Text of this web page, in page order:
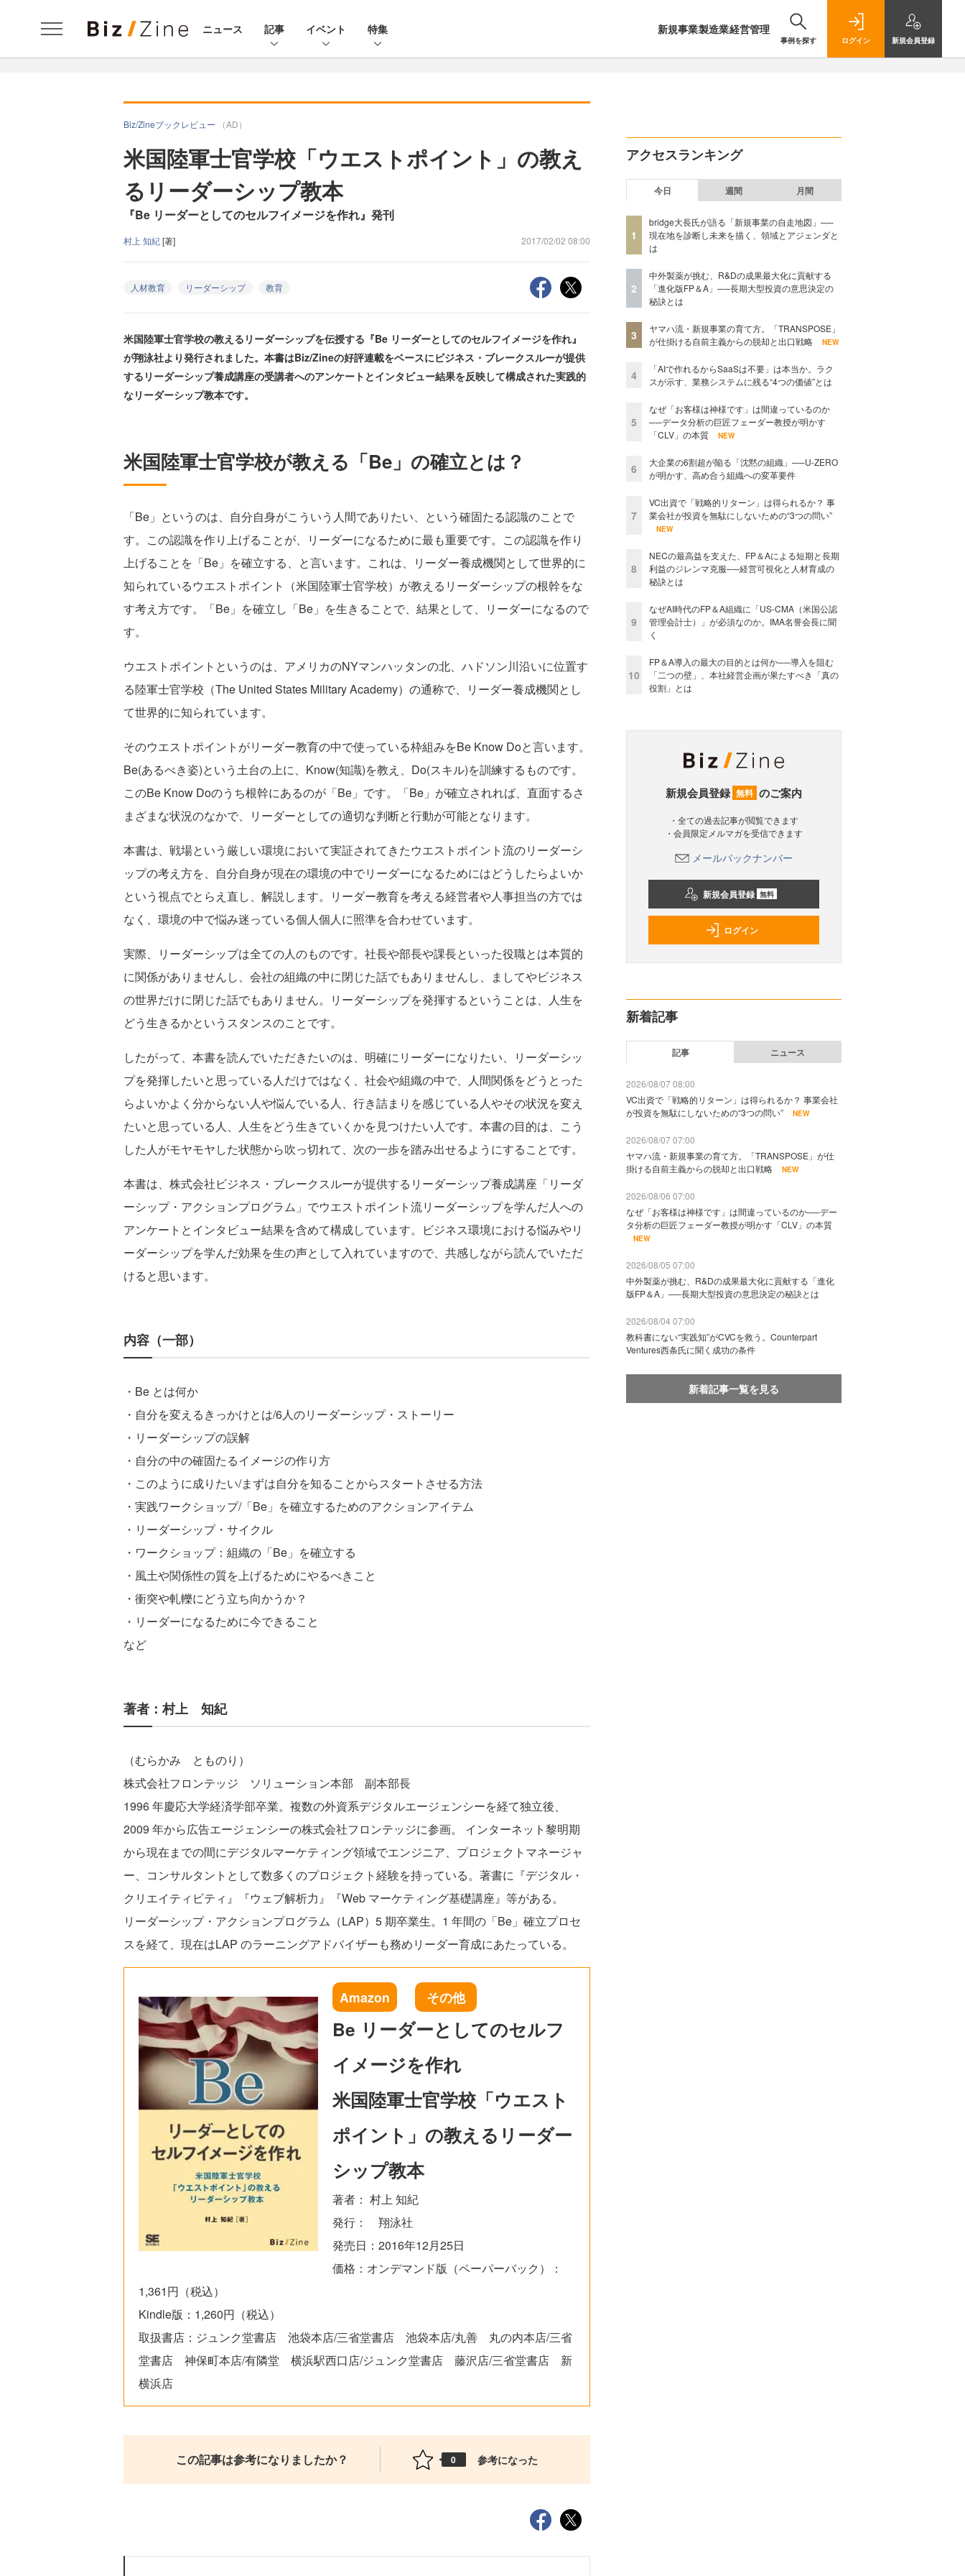
ニュース 記事 イベント 特集 新規事業製造業経営管理
事例を探す ログイン 新規会員登録
Biz/Zineブックレビュー （AD）
米国陸軍士官学校「ウエストポイント」の教え
るリーダーシップ教本
『Be リーダーとしてのセルフイメージを作れ』発刊
村上 知紀[著] 2017/02/02 08:00
人材教育 リーダーシップ 教育
米国陸軍士官学校の教えるリーダーシップを伝授する『Be リーダーとしてのセルフイメージを作れ』
が翔泳社より発行されました。本書はBiz/Zineの好評連載をベースにビジネス・ブレークスルーが提供
するリーダーシップ養成講座の受講者へのアンケートとインタビュー結果を反映して構成された実践的
なリーダーシップ教本です。
米国陸軍士官学校が教える「Be」の確立とは？
「Be」というのは、自分自身がこういう人間でありたい、という確固たる認識のことで
す。この認識を作り上げることが、リーダーになるために最も重要です。この認識を作り
上げることを「Be」を確立する、と言います。これは、リーダー養成機関として世界的に
知られているウエストポイント（米国陸軍士官学校）が教えるリーダーシップの根幹をな
す考え方です。「Be」を確立し「Be」を生きることで、結果として、リーダーになるので
す。
ウエストポイントというのは、アメリカのNYマンハッタンの北、ハドソン川沿いに位置す
る陸軍士官学校（The United States Military Academy）の通称で、リーダー養成機関とし
て世界的に知られています。
そのウエストポイントがリーダー教育の中で使っている枠組みをBe Know Doと言います。
Be(あるべき姿)という土台の上に、Know(知識)を教え、Do(スキル)を訓練するものです。
このBe Know Doのうち根幹にあるのが「Be」です。「Be」が確立されれば、直面するさ
まざまな状況のなかで、リーダーとしての適切な判断と行動が可能となります。
本書は、戦場という厳しい環境において実証されてきたウエストポイント流のリーダーシ
ップの考え方を、自分自身が現在の環境の中でリーダーになるためにはどうしたらよいか
という視点でとらえ直し、解説します。リーダー教育を考える経営者や人事担当の方では
なく、環境の中で悩み迷っている個人個人に照準を合わせています。
実際、リーダーシップは全ての人のものです。社長や部長や課長といった役職とは本質的
に関係がありませんし、会社の組織の中に閉じた話でもありませんし、ましてやビジネス
の世界だけに閉じた話でもありません。リーダーシップを発揮するということは、人生を
どう生きるかというスタンスのことです。
したがって、本書を読んでいただきたいのは、明確にリーダーになりたい、リーダーシッ
プを発揮したいと思っている人だけではなく、社会や組織の中で、人間関係をどうとった
らよいかよく分からない人や悩んでいる人、行き詰まりを感じている人やその状況を変え
たいと思っている人、人生をどう生きていくかを見つけたい人です。本書の目的は、こう
した人がモヤモヤした状態から吹っ切れて、次の一歩を踏み出せるようにすることです。
本書は、株式会社ビジネス・ブレークスルーが提供するリーダーシップ養成講座「リーダ
ーシップ・アクションプログラム」でウエストポイント流リーダーシップを学んだ人への
アンケートとインタビュー結果を含めて構成しています。ビジネス環境における悩みやリ
ーダーシップを学んだ効果を生の声として入れていますので、共感しながら読んでいただ
けると思います。
内容（一部）
・Be とは何か
・自分を変えるきっかけとは/6人のリーダーシップ・ストーリー
・リーダーシップの誤解
・自分の中の確固たるイメージの作り方
・このように成りたい/まずは自分を知ることからスタートさせる方法
・実践ワークショップ/「Be」を確立するためのアクションアイテム
・リーダーシップ・サイクル
・ワークショップ：組織の「Be」を確立する
・風土や関係性の質を上げるためにやるべきこと
・衝突や軋轢にどう立ち向かうか？
・リーダーになるために今できること
など
著者：村上 知紀
（むらかみ とものり）
株式会社フロンテッジ ソリューション本部 副本部長
1996 年慶応大学経済学部卒業。複数の外資系デジタルエージェンシーを経て独立後、
2009 年から広告エージェンシーの株式会社フロンテッジに参画。 インターネット黎明期
から現在までの間にデジタルマーケティング領域でエンジニア、プロジェクトマネージャ
ー、コンサルタントとして数多くのプロジェクト経験を持っている。著書に『デジタル・
クリエイティビティ』『ウェブ解析力』『Web マーケティング基礎講座』等がある。
リーダーシップ・アクションプログラム（LAP）5 期卒業生。1 年間の「Be」確立プロセ
スを経て、現在はLAP のラーニングアドバイザーも務めリーダー育成にあたっている。
Amazon その他
Be リーダーとしてのセルフ
イメージを作れ
米国陸軍士官学校「ウエスト
ポイント」の教えるリーダー
シップ教本
著者： 村上 知紀
発行： 翔泳社
発売日：2016年12月25日
価格：オンデマンド版（ペーパーバック）：
1,361円（税込）
Kindle版：1,260円（税込）
取扱書店：ジュンク堂書店 池袋本店/三省堂書店 池袋本店/丸善 丸の内本店/三省
堂書店 神保町本店/有隣堂 横浜駅西口店/ジュンク堂書店 藤沢店/三省堂書店 新
横浜店
この記事は参考になりましたか？ 0 参考になった
アクセスランキング
今日 週間 月間
1
bridge大長氏が語る「新規事業の自走地図」──
現在地を診断し未来を描く、領域とアジェンダと
は
2
中外製薬が挑む、R&Dの成果最大化に貢献する
「進化版FP＆A」──長期大型投資の意思決定の
秘訣とは
3
ヤマハ流・新規事業の育て方。「TRANSPOSE」
が仕掛ける自前主義からの脱却と出口戦略
NEW
4
「AIで作れるからSaaSは不要」は本当か。ラク
スが示す、業務システムに残る“4つの価値”とは
5
なぜ「お客様は神様です」は間違っているのか
──データ分析の巨匠フェーダー教授が明かす
「CLV」の本質
NEW
6
大企業の6割超が陥る「沈黙の組織」──U-ZERO
が明かす、高め合う組織への変革要件
7
VC出資で「戦略的リターン」は得られるか？ 事
業会社が投資を無駄にしないための“3つの問い”
NEW
8
NECの最高益を支えた、FP＆Aによる短期と長期
利益のジレンマ克服──経営可視化と人材育成の
秘訣とは
9
なぜAI時代のFP＆A組織に「US-CMA（米国公認
管理会計士）」が必須なのか。IMA名誉会長に聞
く
10
FP＆A導入の最大の目的とは何か──導入を阻む
「二つの壁」、本社経営企画が果たすべき「真の
役割」とは
新規会員登録 無料 のご案内
・全ての過去記事が閲覧できます
・会員限定メルマガを受信できます
メールバックナンバー
新規会員登録 無料
ログイン
新着記事
記事 ニュース
2026/08/07 08:00
VC出資で「戦略的リターン」は得られるか？ 事業会社
が投資を無駄にしないための“3つの問い”
NEW
2026/08/07 07:00
ヤマハ流・新規事業の育て方。「TRANSPOSE」が仕
掛ける自前主義からの脱却と出口戦略
NEW
2026/08/06 07:00
なぜ「お客様は神様です」は間違っているのか──デー
タ分析の巨匠フェーダー教授が明かす「CLV」の本質
NEW
2026/08/05 07:00
中外製薬が挑む、R&Dの成果最大化に貢献する「進化
版FP＆A」──長期大型投資の意思決定の秘訣とは
2026/08/04 07:00
教科書にない“実践知”がCVCを救う。Counterpart
Ventures西条氏に聞く成功の条件
新着記事一覧を見る